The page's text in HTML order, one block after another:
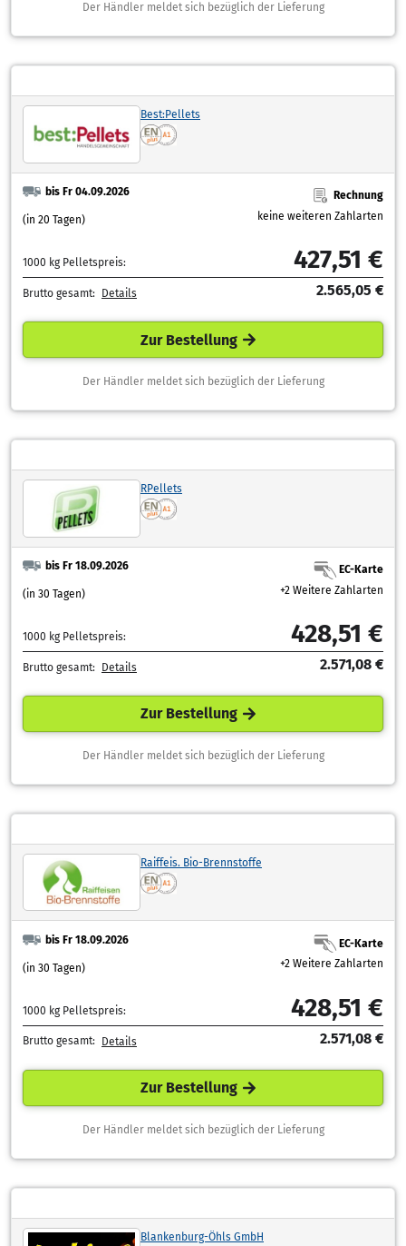
Der Händler meldet sich bezüglich der Lieferung
Best:Pellets
bis Fr 04.09.2026
(in 20 Tagen)
Rechnung
keine weiteren Zahlarten
1000 kg Pelletspreis: 427,51 €
Brutto gesamt: Details 2.565,05 €
Zur Bestellung
Der Händler meldet sich bezüglich der Lieferung
RPellets
bis Fr 18.09.2026
(in 30 Tagen)
EC-Karte
+2 Weitere Zahlarten
1000 kg Pelletspreis: 428,51 €
Brutto gesamt: Details 2.571,08 €
Zur Bestellung
Der Händler meldet sich bezüglich der Lieferung
Raiffeis. Bio-Brennstoffe
bis Fr 18.09.2026
(in 30 Tagen)
EC-Karte
+2 Weitere Zahlarten
1000 kg Pelletspreis: 428,51 €
Brutto gesamt: Details 2.571,08 €
Zur Bestellung
Der Händler meldet sich bezüglich der Lieferung
Blankenburg-Öhls GmbH